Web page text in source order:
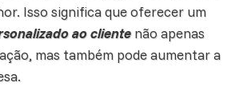
Isso significa que oferecer um
ao clientenão apenas
mas também pode aumentar a